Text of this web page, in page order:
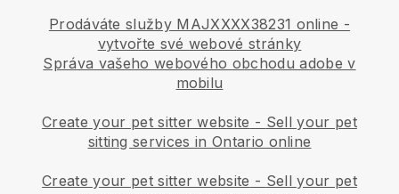
Prodáváte služby MAJXXXX38231 online -
vytvořte své webové stránky
Správa vašeho webového obchodu adobe v
mobilu
Create your pet sitter website - Sell your pet
sitting services in Ontario online
Create your pet sitter website - Sell your pet